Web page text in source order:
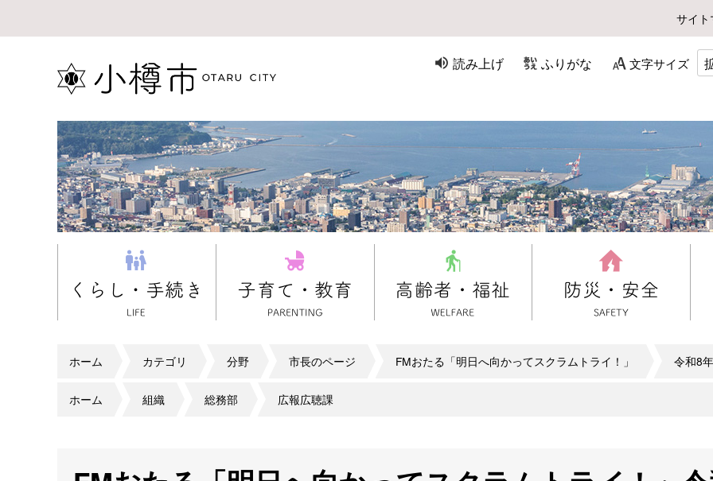
サイ
読み上げ ふりがな 文字サイズ
ホーム カテゴリ 分野 市長のページ FMおたる「明日へ向かってスクラムトライ！」 令和8
ホーム 組織 総務部 広報広聴課